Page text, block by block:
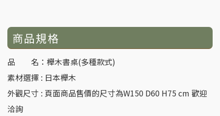
商品規格
品 名：櫸木書桌(多種款式)
素材選擇 : 日本櫸木
外觀尺寸 : 頁面商品售價的尺寸為W150 D60 H75 cm 歡迎
洽詢